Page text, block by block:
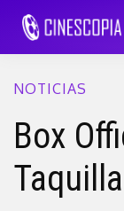
NOTICIAS
Box